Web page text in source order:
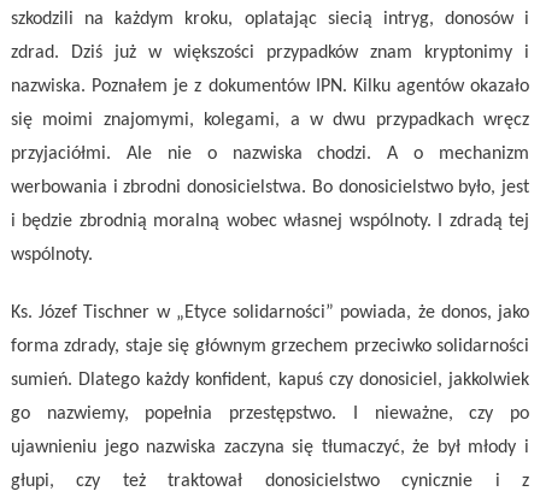
szkodzili na każdym kroku, oplatając siecią intryg, donosów i
zdrad. Dziś już w większości przypadków znam kryptonimy i
nazwiska. Poznałem je z dokumentów IPN. Kilku agentów okazało
się moimi znajomymi, kolegami, a w dwu przypadkach wręcz
przyjaciółmi. Ale nie o nazwiska chodzi. A o mechanizm
werbowania i zbrodni donosicielstwa. Bo donosicielstwo było, jest
i będzie zbrodnią moralną wobec własnej wspólnoty. I zdradą tej
wspólnoty.
Ks. Józef Tischner w „Etyce solidarności” powiada, że donos, jako
forma zdrady, staje się głównym grzechem przeciwko solidarności
sumień. Dlatego każdy konfident, kapuś czy donosiciel, jakkolwiek
go nazwiemy, popełnia przestępstwo. I nieważne, czy po
ujawnieniu jego nazwiska zaczyna się tłumaczyć, że był młody i
głupi, czy też traktował donosicielstwo cynicznie i z